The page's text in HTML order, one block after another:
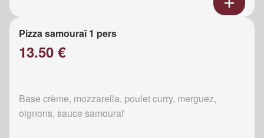
Pizza samouraï 1 pers
13.50 €
Base crème, mozzarella, poulet curry, merguez,
oignons, sauce samouraï